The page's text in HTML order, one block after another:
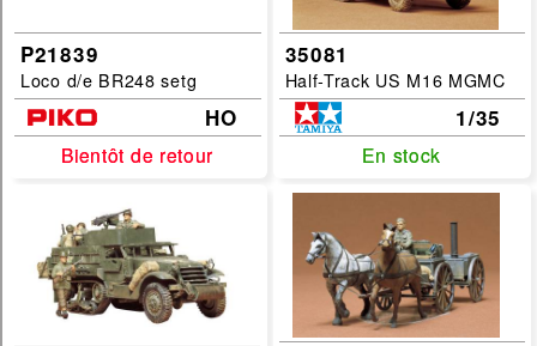
P21839
Loco d/e BR248 setg
HO
Bientôt de retour
Bientôt de retour
35081
Half-Track US M16 MGMC
1/35
En stock
En stock